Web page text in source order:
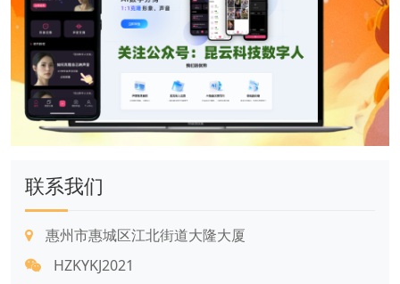
联系我们
惠州市惠城区江北街道大隆大厦
HZKYKJ2021